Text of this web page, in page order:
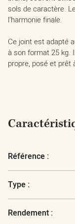
sols de caractère.
l’harmonie finale.
Ce joint est adapté
à son format 25 kg.
propre, posé et prêt
Référence :
Type :
Rendement :